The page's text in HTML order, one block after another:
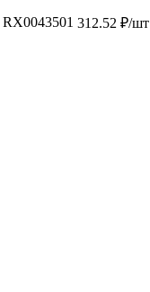
RX0043501 312.52 ₽/шт